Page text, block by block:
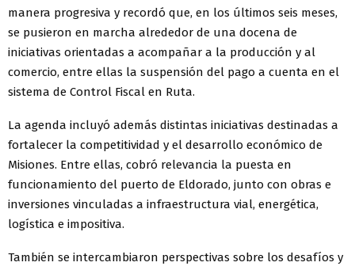
manera progresiva y recordó que, en los últimos seis meses,
se pusieron en marcha alrededor de una docena de
iniciativas orientadas a acompañar a la producción y al
comercio, entre ellas la suspensión del pago a cuenta en el
sistema de Control Fiscal en Ruta.
La agenda incluyó además distintas iniciativas destinadas a
fortalecer la competitividad y el desarrollo económico de
Misiones. Entre ellas, cobró relevancia la puesta en
funcionamiento del puerto de Eldorado, junto con obras e
inversiones vinculadas a infraestructura vial, energética,
logística e impositiva.
También se intercambiaron perspectivas sobre los desafíos y